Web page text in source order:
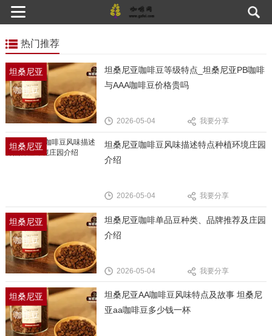
热门推荐
坦桑尼亚
咖啡豆
坦桑尼亚咖啡豆等级特点_坦桑尼亚PB咖啡
与AAA咖啡豆价格贵吗
2026-05-04 我要分享
坦桑尼亚
坦桑尼亚咖啡豆风味描述特点种植环境庄园
介绍
2026-05-04 我要分享
坦桑尼亚
咖啡豆
坦桑尼亚咖啡单品豆种类、品牌推荐及庄园
介绍
2026-05-04 我要分享
坦桑尼亚
咖啡豆
坦桑尼亚AA咖啡豆风味特点及故事 坦桑尼
亚aa咖啡豆多少钱一杯